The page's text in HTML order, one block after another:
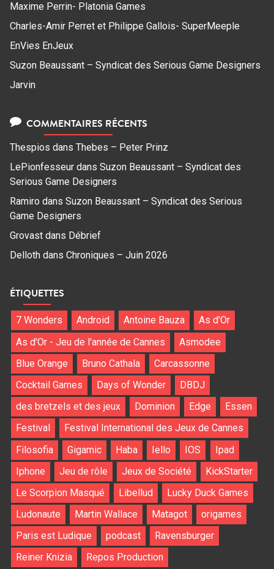
Maxime Perrin- Platonia Games
Charles-Amir Perret et Philippe Gallois- SuperMeeple
EnVies EnJeux
Suzon Beaussant – Syndicat des Serious Game Designers
Jarvin
COMMENTAIRES RÉCENTS
Thespios dans Thebes – Peter Prinz
LePionfesseur dans Suzon Beaussant – Syndicat des
Serious Game Designers
Ramiro dans Suzon Beaussant – Syndicat des Serious
Game Designers
Grovast dans Débrief
Delloth dans Chroniques – Juin 2026
ÉTIQUETTES
7 Wonders Android Antoine Bauza
As d'Or
As d'Or - Jeu de l'année de Cannes
Asmodee
Blue Orange
Bruno Cathala
Carcassonne
Cocktail Games
Days of Wonder
DBDJ
des bretzels et des jeux
Dominion Edge
Essen
Festival
Festival International des Jeux de Cannes
Filosofia
Gigamic Haba Iello IOS
Ipad
Iphone
Jeu de rôle Jeux de Société
KickStarter
Le Scorpion Masqué
Libellud
Lucky Duck Games
Ludonaute
Martin Wallace Matagot
origames
Paris est Ludique
podcast
Ravensburger
Reiner Knizia
Repos Production